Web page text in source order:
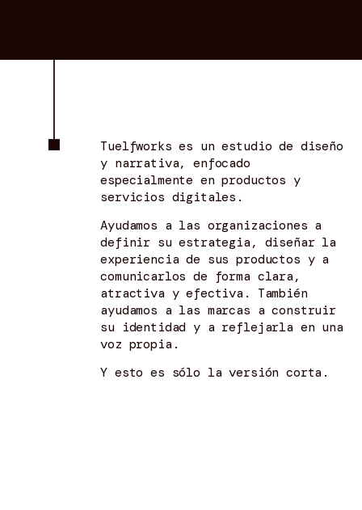
Tuelfworks es un estudio de diseño
y narrativa, enfocado
especialmente en productos y
servicios digitales.
Ayudamos a las organizaciones a
definir su estrategia, diseñar la
experiencia de sus productos y a
comunicarlos de forma clara,
atractiva y efectiva. También
ayudamos a las marcas a construir
su identidad y a reflejarla en una
voz propia.
Y esto es sólo la versión corta.